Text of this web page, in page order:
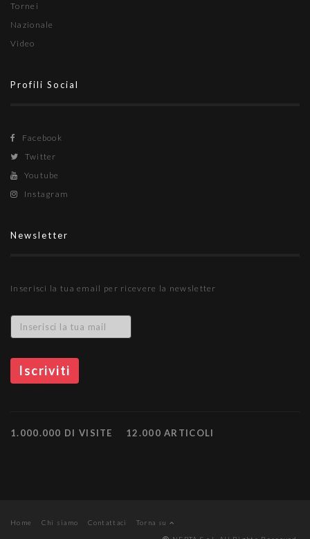
Tornei
Nazionale
Video
Profili Social
Facebook
Twitter
Youtube
Instagram
Newsletter
Inserisci la tua email per ricevere la newsletter
1.000.000 DI VISITE 12.000 ARTICOLI
Home Chi siamo Contattaci
Torna su